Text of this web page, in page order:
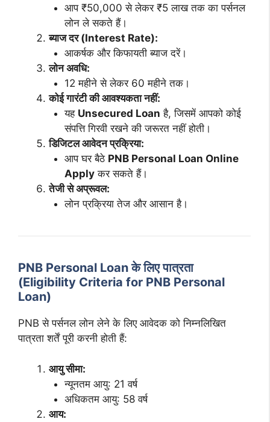
आप ₹50,000 से लेकर ₹5 लाख तक का पर्सनल
लोन ले सकते हैं।
ब्याज दर (Interest Rate):
आकर्षक और किफायती ब्याज दरें।
लोन अवधि:
12 महीने से लेकर 60 महीने तक।
कोई गारंटी की आवश्यकता नहीं:
यह Unsecured Loan है, जिसमें आपको कोई
संपत्ति गिरवी रखने की जरूरत नहीं होती।
डिजिटल आवेदन प्रक्रिया:
आप घर बैठे PNB Personal Loan Online
Applyकर सकते हैं।
तेजी से अप्रूवल:
लोन प्रक्रिया तेज और आसान है।
PNB Personal Loan के लिए पात्रता
(Eligibility Criteria for PNB Personal
Loan)
PNB से पर्सनल लोन लेने के लिए आवेदक को निम्नलिखित
पात्रता शर्तें पूरी करनी होती हैं:
आयु सीमा:
न्यूनतम आयु: 21 वर्ष
अधिकतम आयु: 58 वर्ष
आय: